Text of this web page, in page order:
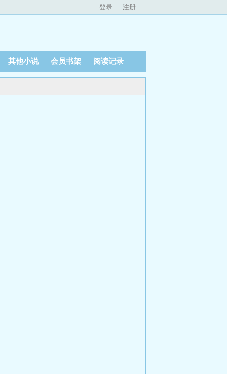
登录 注册
其他小说 会员书架 阅读记录